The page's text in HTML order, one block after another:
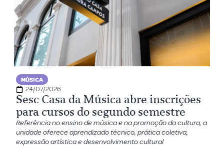
MÚSICA
24/07/2026
Sesc Casa da Música abre inscrições
para cursos do segundo semestre
Referência no ensino de música e na promoção da cultura, a
unidade oferece aprendizado técnico, prática coletiva,
expressão artística e desenvolvimento cultural